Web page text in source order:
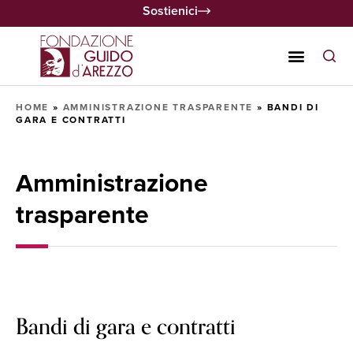
Sostienici
HOME » AMMINISTRAZIONE TRASPARENTE » BANDI DI
GARA E CONTRATTI
Amministrazione
trasparente
Bandi di gara e contratti